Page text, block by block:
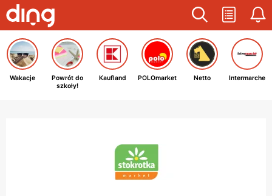
Wakacje
Powrót do
szkoły!
Kaufland POLOmarket Netto Intermarche